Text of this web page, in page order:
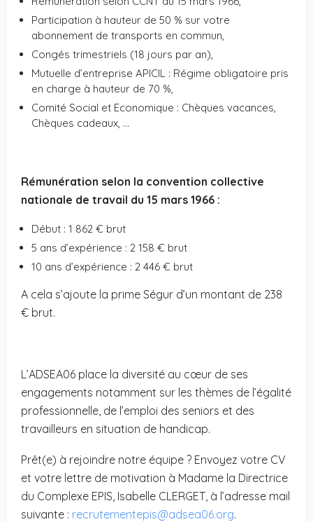
Participation à hauteur de 50 % sur votre
abonnement de transports en commun,
Congés trimestriels (18 jours par an),
Mutuelle d’entreprise APICIL : Régime obligatoire pris
en charge à hauteur de 70 %,
Comité Social et Economique : Chèques vacances,
Chèques cadeaux, …
Rémunération selon la convention collective
nationale de travail du 15 mars 1966 :
Début : 1 862 € brut
5 ans d’expérience : 2 158 € brut
10 ans d’expérience : 2 446 € brut
A cela s’ajoute la prime Ségur d’un montant de 238
€ brut.
L’ADSEA06 place la diversité au cœur de ses
engagements notamment sur les thèmes de l’égalité
professionnelle, de l’emploi des seniors et des
travailleurs en situation de handicap.
Prêt(e) à rejoindre notre équipe ? Envoyez votre CV
et votre lettre de motivation à Madame la Directrice
du Complexe EPIS, Isabelle CLERGET, à l’adresse mail
suivante : recrutementepis@adsea06.org.